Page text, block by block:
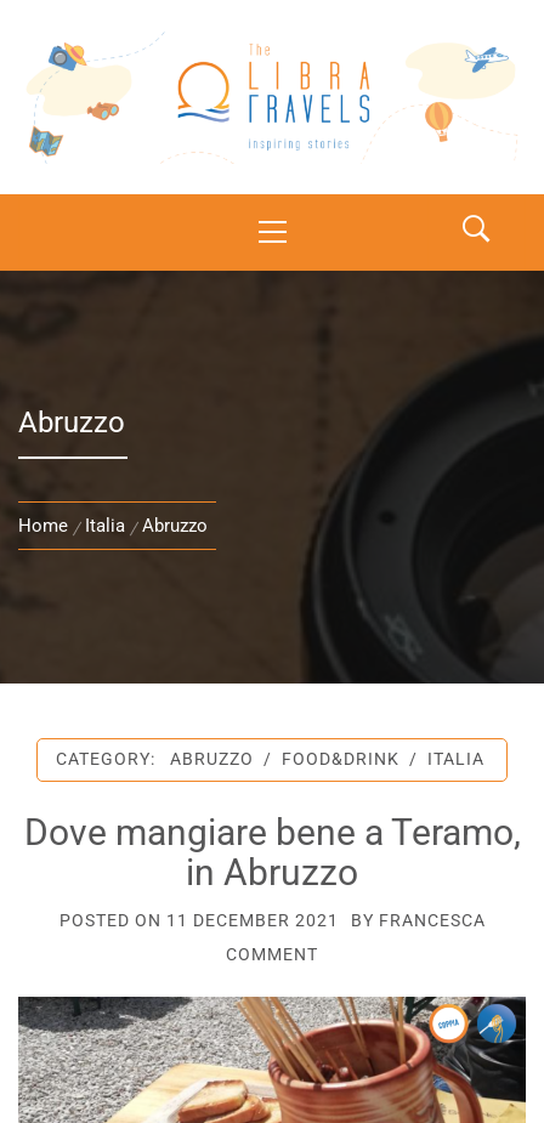
The Libra Travels
Abruzzo
Home Italia Abruzzo
CATEGORY: ABRUZZO / FOOD&DRINK / ITALIA
Dove mangiare bene a Teramo,
in Abruzzo
POSTED ON 11 DECEMBER 2021 BY FRANCESCA
COMMENT